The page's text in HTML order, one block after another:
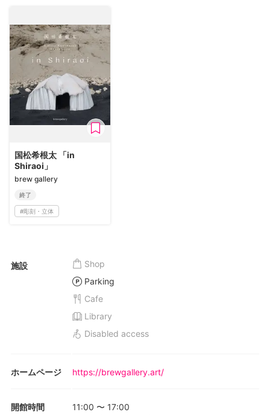
国松希根太 「in
Shiraoi」
brew gallery
終了
#彫刻・立体
施設
Shop
Parking
Cafe
Library
Disabled access
ホームページ https://brewgallery.art/
開館時間 11:00 〜 17:00